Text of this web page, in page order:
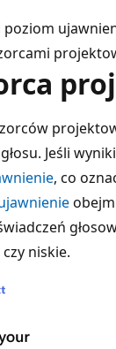
Jeśli
, co
niskie.